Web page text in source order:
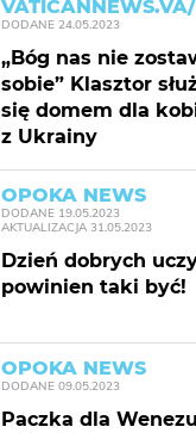
DODANE 24.05.2023
„Bóg nas nie
sobie” Klasztor
się domem dla
z Ukrainy
OPOKA NEWS
DODANE 19.05.2023
AKTUALIZACJA 31.05.2023
Dzień dobrych
powinien taki być!
OPOKA NEWS
DODANE 09.05.2023
Paczka dla